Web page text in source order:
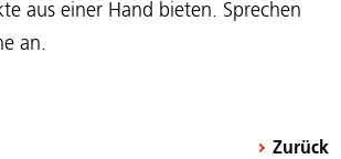
aus einer Hand bieten. Sprechen
an.
Zurück